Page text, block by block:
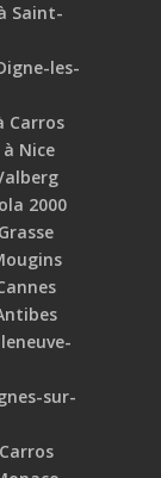
Saint-
les-
Carros
Nice
2000
sur-